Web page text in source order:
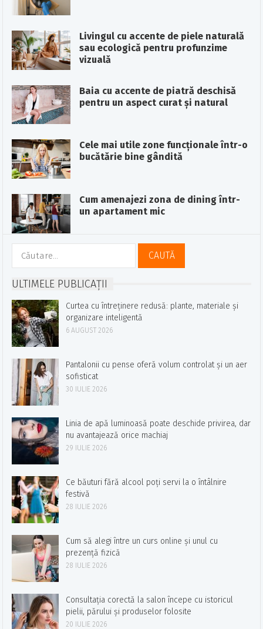
Livingul cu accente de piele naturală
sau ecologică pentru profunzime
vizuală
Baia cu accente de piatră deschisă
pentru un aspect curat și natural
Cele mai utile zone funcționale într-o
bucătărie bine gândită
Cum amenajezi zona de dining într-
un apartament mic
Caută
după:
ULTIMELE PUBLICAȚII
Curtea cu întreținere redusă: plante, materiale și
organizare inteligentă
6 AUGUST 2026
Pantalonii cu pense oferă volum controlat și un aer
sofisticat
30 IULIE 2026
Linia de apă luminoasă poate deschide privirea, dar
nu avantajează orice machiaj
29 IULIE 2026
Ce băuturi fără alcool poți servi la o întâlnire
festivă
28 IULIE 2026
Cum să alegi între un curs online și unul cu
prezență fizică
28 IULIE 2026
Consultația corectă la salon începe cu istoricul
pielii, părului și produselor folosite
20 IULIE 2026